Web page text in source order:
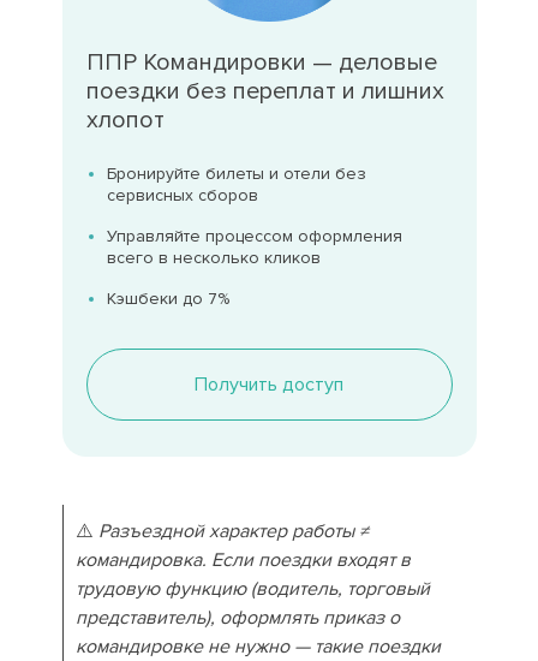
ППР Командировки — деловые
поездки без переплат и лишних
хлопот
Бронируйте билеты и отели без
сервисных сборов
Управляйте процессом оформления
всего в несколько кликов
Кэшбеки до 7%
Получить доступ
⚠️ Разъездной характер работы ≠
командировка. Если поездки входят в
трудовую функцию (водитель, торговый
представитель), оформлять приказ о
командировке не нужно — такие поездки